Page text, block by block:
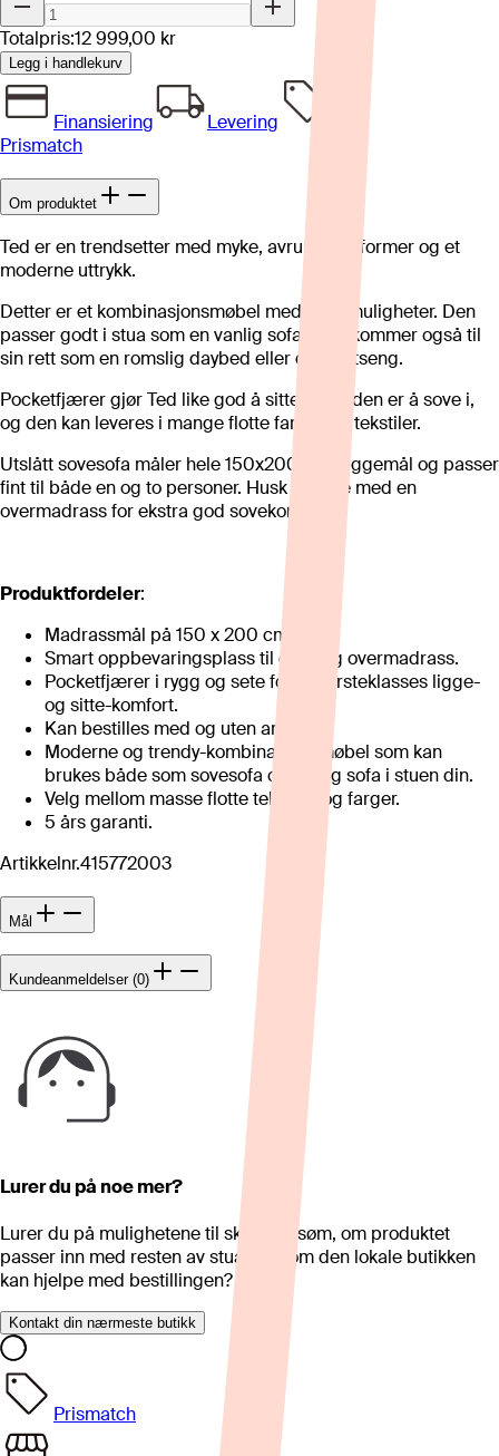
Totalpris:12 999,00 kr
Legg i handlekurv
Finansiering
Levering
Prismatch
Om produktet
Ted er en trendsetter med myke, avrundede former og et
moderne uttrykk.
Detter er et kombinasjonsmøbel med flere muligheter. Den
passer godt i stua som en vanlig sofa, men kommer også til
sin rett som en romslig daybed eller dobbeltseng.
Pocketfjærer gjør Ted like god å sitte i som den er å sove i,
og den kan leveres i mange flotte farger og tekstiler.
Utslått sovesofa måler hele 150x200 cm i liggemål og passer
fint til både en og to personer. Husk å kjøpe med en
overmadrass for ekstra god sovekomfort.
Produktfordeler:
Madrassmål på 150 x 200 cm.
Smart oppbevaringsplass til dyne og overmadrass.
Pocketfjærer i rygg og sete for en førsteklasses ligge-
og sitte-komfort.
Kan bestilles med og uten armer.
Moderne og trendy-kombinasjonsmøbel som kan
brukes både som sovesofa og vanlig sofa i stuen din.
Velg mellom masse flotte tekstiler og farger.
5 års garanti.
Artikkelnr.415772003
Mål
Kundeanmeldelser (0)
Lurer du på noe mer?
Lurer du på mulighetene til skreddersøm, om produktet
passer inn med resten av stua eller om den lokale butikken
kan hjelpe med bestillingen?
Kontakt din nærmeste butikk
Prismatch